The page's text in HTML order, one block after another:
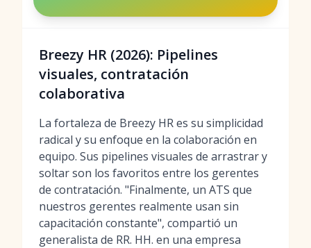
Breezy HR (2026): Pipelines
visuales, contratación
colaborativa
La fortaleza de Breezy HR es su simplicidad
radical y su enfoque en la colaboración en
equipo. Sus pipelines visuales de arrastrar y
soltar son los favoritos entre los gerentes
de contratación. "Finalmente, un ATS que
nuestros gerentes realmente usan sin
capacitación constante", compartió un
generalista de RR. HH. en una empresa